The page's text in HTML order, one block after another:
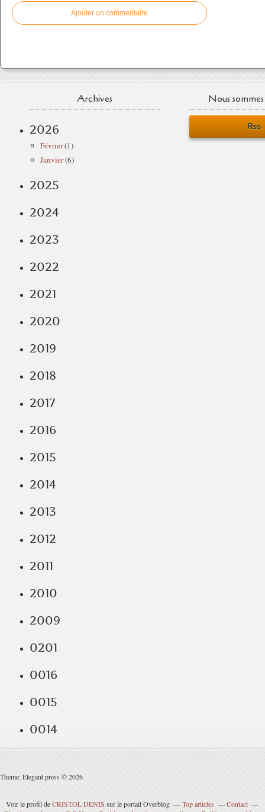
Ajouter un commentaire
Archives
2026
Février(1)
Janvier(6)
2025
2024
2023
2022
2021
2020
2019
2018
2017
2016
2015
2014
2013
2012
2011
2010
2009
0201
0016
0015
0014
Nous
Rss
Theme: Elegant press © 2026
Voir le profil deCRISTOL DENIS sur le portail Overblog Top articles
Contact